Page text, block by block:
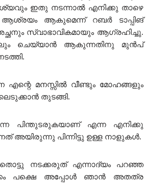
ഇതു നടന്നാൽ എനിക്കു താഴെ
ആകുമെന്ന് റബർ ടാപ്പിങ്
സ്വാഭാവികമായും ആഗ്രഹിച്ചു.
ചെയ്യാൻ ആകുന്നതിനു മുൻപ്
എന്റെ മനസ്സിൽ വീണ്ടും മോഹങ്ങളും
തുടങ്ങി.
പിന്തുടരുകയാണ് എന്ന എനിക്കു
അയിരുന്നു പിന്നിട്ടു ഉള്ള നാളുകൾ.
നടക്കരുത് എന്നാദ്യം പറഞ്ഞ
പക്ഷെ അപ്പോൾ ഞാൻ അതത്ര